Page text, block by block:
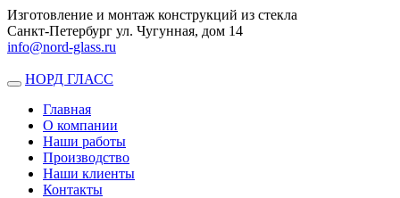
Изготовление и монтаж конструкций из стекла
Санкт-Петербург ул. Чугунная, дом 14
info@nord-glass.ru
Toggle
navigation
НОРД ГЛАСС
Главная
О компании
Наши работы
Производство
Наши клиенты
Контакты